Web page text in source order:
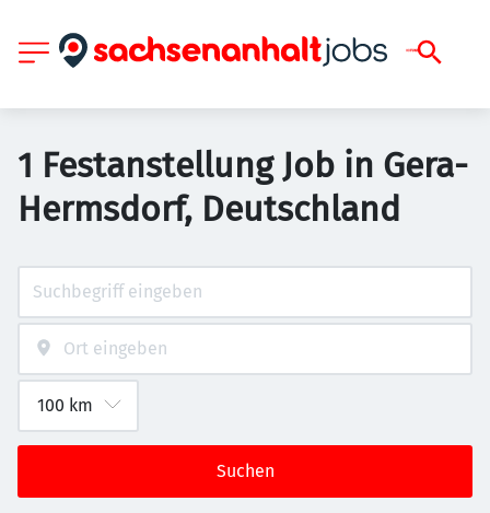
1 Festanstellung Job in Gera-
Hermsdorf, Deutschland
Suchen